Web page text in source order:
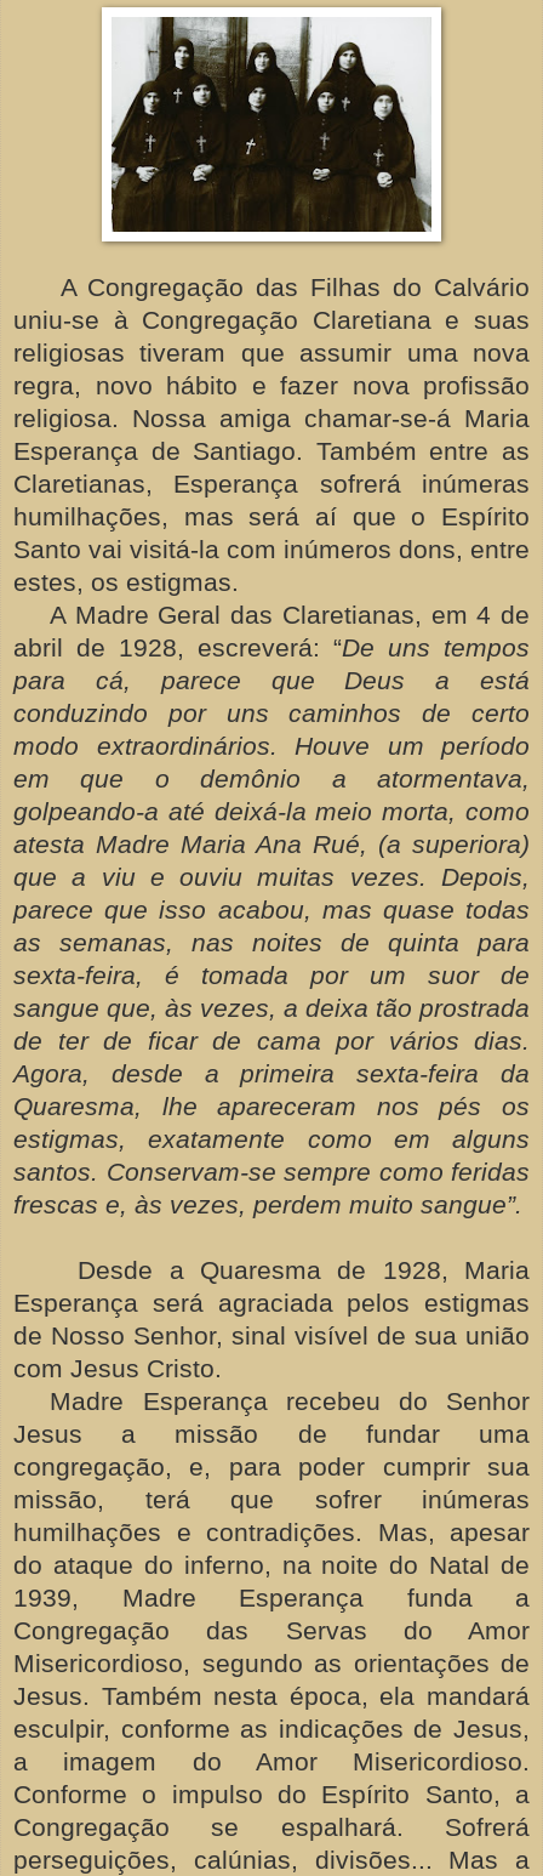
A Congregação das Filhas do Calvário
uniu-se à Congregação Claretiana e suas
religiosas tiveram que assumir uma nova
regra, novo hábito e fazer nova profissão
religiosa. Nossa amiga chamar-se-á Maria
Esperança de Santiago. Também entre as
Claretianas, Esperança sofrerá inúmeras
humilhações, mas será aí que o Espírito
Santo vai visitá-la com inúmeros dons, entre
estes, os estigmas.
A Madre Geral das Claretianas, em 4 de
abril de 1928, escreverá: “De uns tempos
para cá, parece que Deus a está
conduzindo por uns caminhos de certo
modo extraordinários. Houve um período
em que o demônio a atormentava,
golpeando-a até deixá-la meio morta, como
atesta Madre Maria Ana Rué, (a superiora)
que a viu e ouviu muitas vezes. Depois,
parece que isso acabou, mas quase todas
as semanas, nas noites de quinta para
sexta-feira, é tomada por um suor de
sangue que, às vezes, a deixa tão prostrada
de ter de ficar de cama por vários dias.
Agora, desde a primeira sexta-feira da
Quaresma, lhe apareceram nos pés os
estigmas, exatamente como em alguns
santos. Conservam-se sempre como feridas
frescas e, às vezes, perdem muito sangue”.
Desde a Quaresma de 1928, Maria
Esperança será agraciada pelos estigmas
de Nosso Senhor, sinal visível de sua união
com Jesus Cristo.
Madre Esperança recebeu do Senhor
Jesus a missão de fundar uma
congregação, e, para poder cumprir sua
missão, terá que sofrer inúmeras
humilhações e contradições. Mas, apesar
do ataque do inferno, na noite do Natal de
1939, Madre Esperança funda a
Congregação das Servas do Amor
Misericordioso, segundo as orientações de
Jesus. Também nesta época, ela mandará
esculpir, conforme as indicações de Jesus,
a imagem do Amor Misericordioso.
Conforme o impulso do Espírito Santo, a
Congregação se espalhará. Sofrerá
perseguições, calúnias, divisões... Mas a